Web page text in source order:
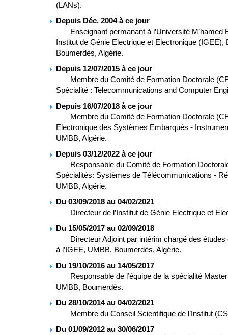
(LANs).
Depuis Déc. 2004 à ce jour
Enseignant permanant à l’Université M’hamed
Institut de Génie Electrique et Electronique (IGEE),
Boumerdès, Algérie.
Depuis 12/07/2015 à ce jour
Membre du Comité de Formation Doctorale
Spécialité : Telecommunications and Computer
Depuis 16/07/2018 à ce jour
Membre du Comité de Formation Doctorale
Electronique des Systèmes Embarqués -
UMBB, Algérie.
Depuis 03/12/2022 à ce jour
Responsable du Comité de Formation
Spécialités: Systèmes de Télécommunications -
UMBB, Algérie.
Du 03/09/2018 au 04/02/2021
Directeur de l’Institut de Génie Electrique et
Du 15/05/2017 au 02/09/2018
Directeur Adjoint par intérim chargé des études
à l’IGEE, UMBB, Boumerdès, Algérie.
Du 19/10/2016 au 14/05/2017
Responsable de l’équipe de la spécialité Master
UMBB, Boumerdès.
Du 28/10/2014 au 04/02/2021
Membre du Conseil Scientifique de l’Institut
Du 01/09/2012 au 30/06/2017